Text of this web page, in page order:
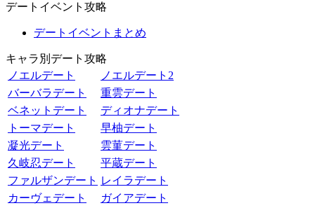
デートイベント攻略
デートイベントまとめ
キャラ別デート攻略
ノエルデート
ノエルデート2
バーバラデート
重雲デート
ベネットデート
ディオナデート
トーマデート
早柚デート
凝光デート
雲菫デート
久岐忍デート
平蔵デート
ファルザンデート レイラデート
カーヴェデート
ガイアデート